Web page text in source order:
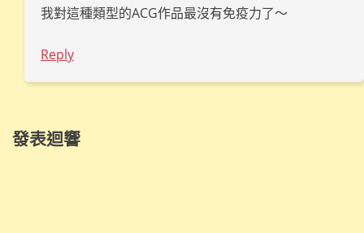
我對這種類型的ACG作品最沒有免疫力了～
Reply
發表迴響